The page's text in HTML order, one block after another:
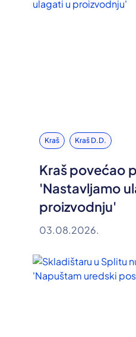
Kraš Kraš D.d.
Kraš povećao
'Nastavljamo
proizvodnju'
03.08.2026.